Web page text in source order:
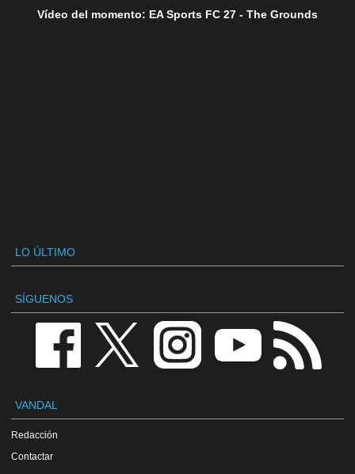
Vídeo del momento: EA Sports FC 27 - The Grounds
LO ÚLTIMO
SÍGUENOS
VANDAL
Redacción
Contactar